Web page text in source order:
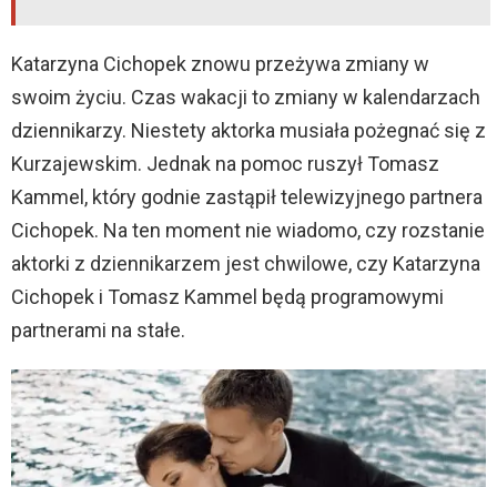
Katarzyna Cichopek znowu przeżywa zmiany w
swoim życiu. Czas wakacji to zmiany w kalendarzach
dziennikarzy. Niestety aktorka musiała pożegnać się z
Kurzajewskim. Jednak na pomoc ruszył Tomasz
Kammel, który godnie zastąpił telewizyjnego partnera
Cichopek. Na ten moment nie wiadomo, czy rozstanie
aktorki z dziennikarzem jest chwilowe, czy Katarzyna
Cichopek i Tomasz Kammel będą programowymi
partnerami na stałe.